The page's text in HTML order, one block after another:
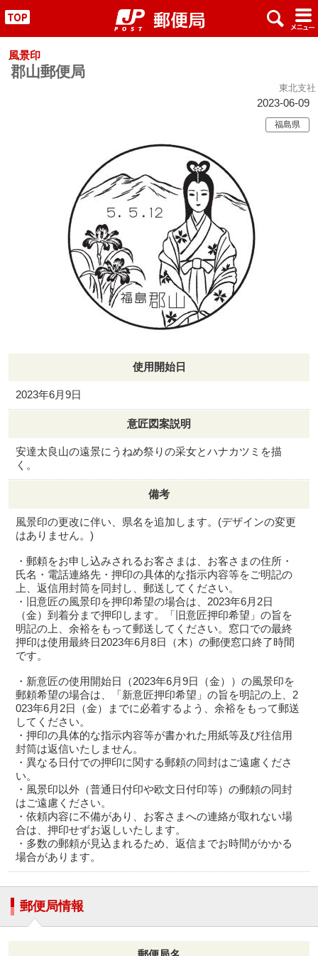
" x #
風景印
郡山郵便局
東北支社
2023-06-09
福島県
使用開始日
2023年6月9日
意匠図案説明
安達太良山の遠景にうねめ祭りの采女とハナカツミを描
く。
備考
風景印の更改に伴い、県名を追加します。(デザインの変更
はありません。)
・郵頼をお申し込みされるお客さまは、お客さまの住所・
氏名・電話連絡先・押印の具体的な指示内容等をご明記の
上、返信用封筒を同封し、郵送してください。
・旧意匠の風景印を押印希望の場合は、2023年6月2日
（金）到着分まで押印します。「旧意匠押印希望」の旨を
明記の上、余裕をもって郵送してください。窓口での最終
押印は使用最終日2023年6月8日（木）の郵便窓口終了時間
です。
・新意匠の使用開始日（2023年6月9日（金））の風景印を
郵頼希望の場合は、「新意匠押印希望」の旨を明記の上、2
023年6月2日（金）までに必着するよう、余裕をもって郵送
してください。
・押印の具体的な指示内容等が書かれた用紙等及び往信用
封筒は返信いたしません。
・異なる日付での押印に関する郵頼の同封はご遠慮くださ
い。
・風景印以外（普通日付印や欧文日付印等）の郵頼の同封
はご遠慮ください。
・依頼内容に不備があり、お客さまへの連絡が取れない場
合は、押印せずお返しいたします。
・多数の郵頼が見込まれるため、返信までお時間がかかる
場合があります。
郵便局情報